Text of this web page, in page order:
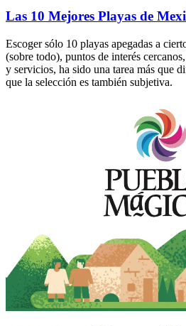
Las 10 Mejores Playas de
Escoger sólo 10 playas apegadas a
(sobre todo), puntos de interés
y servicios, ha sido una tarea más que
que la selección es también subjetiva.